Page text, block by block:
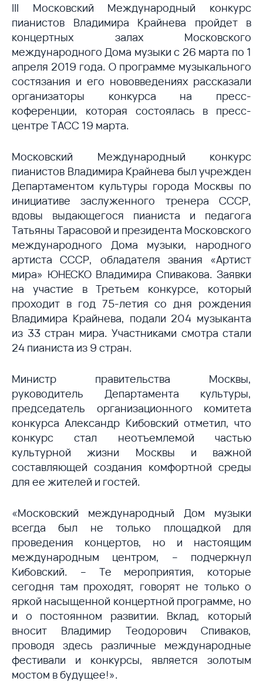
III Московский Международный конкурс
пианистов Владимира Крайнева пройдет в
концертных залах
Московского
международного Дома музыки с 26 марта по 1
апреля 2019 года. О программе музыкального
состязания и его нововведениях рассказали
организаторы конкурса на пресс-
коференции, которая состоялась в пресс-
центре ТАСС 19 марта.
Московский Международный конкурс
пианистов Владимира Крайнева был учрежден
Департаментом культуры города Москвы по
инициативе заслуженного тренера СССР,
вдовы выдающегося пианиста и педагога
Татьяны Тарасовой и президента Московского
международного Дома музыки, народного
артиста СССР, обладателя звания «Артист
мира» ЮНЕСКО Владимира Спивакова. Заявки
на
участие в Третьем конкурсе, который
проходит в год 75-летия со дня рождения
Владимира Крайнева, подали 204 музыканта
из 33 стран мира. Участниками смотра стали
24 пианиста из 9 стран.
Министр правительства Москвы,
руководитель Департамента культуры,
председатель организационного комитета
конкурса Александр Кибовский отметил, что
конкурс стал неотъемлемой частью
культурной жизни Москвы и важной
составляющей создания комфортной среды
для ее жителей и гостей.
«Московский международный Дом музыки
всегда был не только площадкой для
проведения концертов, но и настоящим
международным центром, – подчеркнул
Кибовский. – Те мероприятия, которые
сегодня там проходят, говорят не только о
яркой насыщенной концертной программе, но
и о постоянном развитии. Вклад, который
вносит Владимир Теодорович Спиваков,
проводя здесь различные международные
фестивали и конкурсы, является золотым
мостом в будущее!».